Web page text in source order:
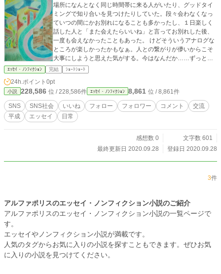
場所になんとなく同じ時間帯に来る人がいたり、グッドタイ
ミングで知り合いを見つけたりしていた。段々会わなくなっ
ていつの間にかお別れになることも多かったし、１日楽しく
話した人と「また会えたらいいね」と言ってお別れした後、
一度も会えなかったこともあった。 けどそういうアナログな
ところが楽しかったかもなぁ。人との繋がりが儚いからこそ
大事にしようと思えた気がする。今はなんだか……ずっと繋
がってはいるけれど、一つ一つの繋がりが希薄だ。私のいい
ねに心がこもっているのかどうか、相手のいいねがどういう
意味か、分からないままいいねを押し合っている。 いいねを
押すのに１回５分かかるとしたら、１０人で５０分か。それ
を毎日繰り返す。相手の人はどう思っているんだろう。この
時間ってなんだろう。ふと空しくなってくる。
ｴｯｾｲ・ﾉﾝﾌｨｸｼｮﾝ 完結 ｼｮｰﾄｼｮｰﾄ
24h.ポイント 0pt
小説 228,586 位 / 228,586件 ｴｯｾｲ・ﾉﾝﾌｨｸｼｮﾝ 8,861 位 / 8,861件
SNS SNS社会 いいね フォロー フォロワー コメント
交流
平成
エッセイ 日常
感想数 0
文字数 601
最終更新日 2020.09.28
登録日 2020.09.28
3件
アルファポリスのエッセイ・ノンフィクション小説のご紹介
アルファポリスのエッセイ・ノンフィクション小説の一覧ページで
す。
エッセイやノンフィクション小説が満載です。
人気のタグからお気に入りの小説を探すこともできます。ぜひお気
に入りの小説を見つけてください。